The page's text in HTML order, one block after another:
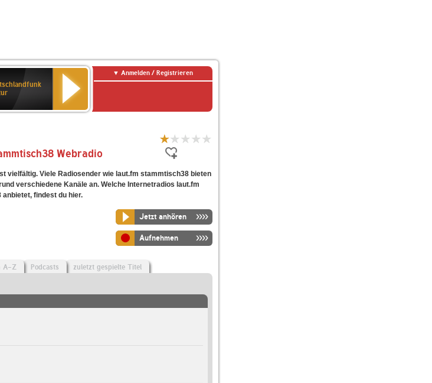
Anmelden / Registrieren
Webradio
vielfältig. Viele Radiosender wie laut.fm stammtisch38 bieten
verschiedene Kanäle an. Welche Internetradios laut.fm
findest du hier.
Jetzt anhören
Aufnehmen
A-Z Podcasts zuletzt gespielte Titel